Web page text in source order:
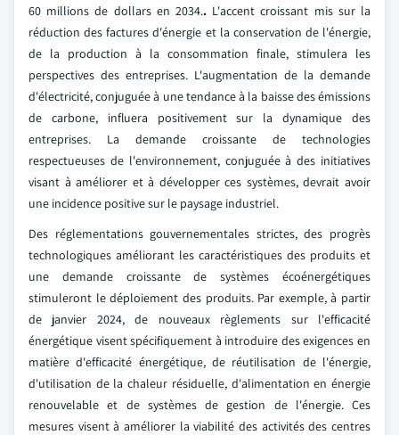
60 millions de dollars en 2034.. L'accent croissant mis sur la
réduction des factures d'énergie et la conservation de l'énergie,
de la production à la consommation finale, stimulera les
perspectives des entreprises. L'augmentation de la demande
d'électricité, conjuguée à une tendance à la baisse des émissions
de carbone, influera positivement sur la dynamique des
entreprises. La demande croissante de technologies
respectueuses de l'environnement, conjuguée à des initiatives
visant à améliorer et à développer ces systèmes, devrait avoir
une incidence positive sur le paysage industriel.
Des réglementations gouvernementales strictes, des progrès
technologiques améliorant les caractéristiques des produits et
une demande croissante de systèmes écoénergétiques
stimuleront le déploiement des produits. Par exemple, à partir
de janvier 2024, de nouveaux règlements sur l'efficacité
énergétique visent spécifiquement à introduire des exigences en
matière d'efficacité énergétique, de réutilisation de l'énergie,
d'utilisation de la chaleur résiduelle, d'alimentation en énergie
renouvelable et de systèmes de gestion de l'énergie. Ces
mesures visent à améliorer la viabilité des activités des centres